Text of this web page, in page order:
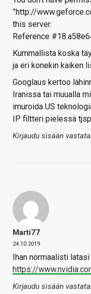
”http://
this server.
Reference
Kummallista koska
ja eri konekin kaiken
Googlaus kertoo
Iranissa tai muualla
imuroida US
IP filtteri pielessä
Kirjaudu sisään
Marti77
24.10.2019
Ihan normaalisti latasi
https://
Kirjaudu sisään